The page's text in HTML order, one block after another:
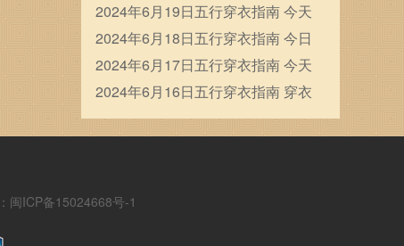
穿衣五行颜色运势
2024年6月19日五行穿衣指南 今天
穿衣颜色是什么查询
2024年6月18日五行穿衣指南 今日
幸运颜色是什么
2024年6月17日五行穿衣指南 今天
穿衣颜色是什么查询
2024年6月16日五行穿衣指南 穿衣
五行色搭配
闽ICP备15024668号-1